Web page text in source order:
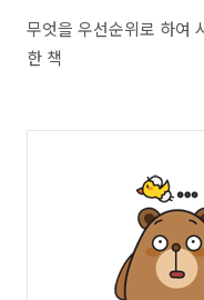
무엇을 우선순위로 하여
한 책